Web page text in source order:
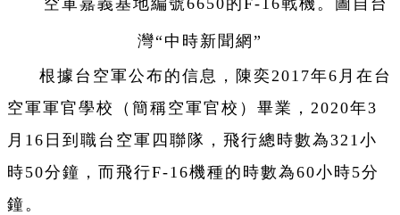
空軍嘉義基地編號6650的F-16戰機。圖自台
灣“中時新聞網”
根據台空軍公布的信息，陳奕2017年6月在台
空軍軍官學校（簡稱空軍官校）畢業，2020年3
月16日到職台空軍四聯隊，飛行總時數為321小
時50分鐘，而飛行F-16機種的時數為60小時5分
鐘。